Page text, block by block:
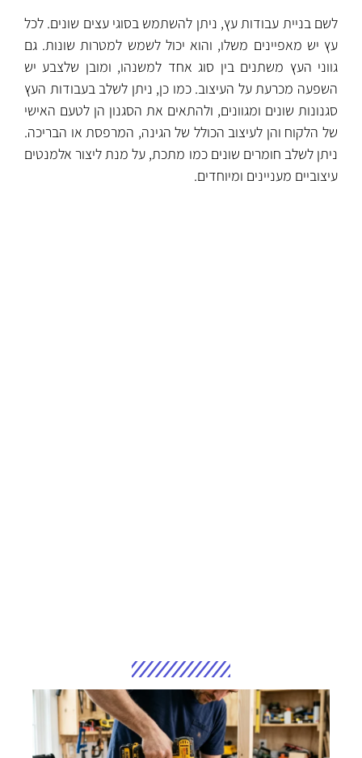
לשם בניית עבודות עץ, ניתן להשתמש בסוגי עצים שונים. לכל
עץ יש מאפיינים משלו, והוא יכול לשמש למטרות שונות. גם
גווני העץ משתנים בין סוג אחד למשנהו, ומובן שלצבע יש
השפעה מכרעת על העיצוב. כמו כן, ניתן לשלב בעבודות העץ
סגנונות שונים ומגוונים, ולהתאים את הסגנון הן לטעם האישי
של הלקוח והן לעיצוב הכולל של הגינה, המרפסת או הבריכה.
ניתן לשלב חומרים שונים כמו מתכת, על מנת ליצור אלמנטים
עיצוביים מעניינים ומיוחדים.